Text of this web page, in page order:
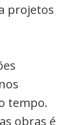
projetos
tempo.
obras é